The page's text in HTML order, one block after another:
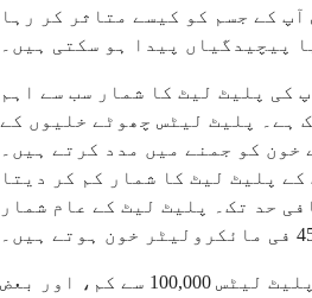
کے جسم کو کیسے متاثر کر رہا
پیچیدگیاں پیدا ہو سکتی ہیں۔
کی پلیٹ لیٹ کا شمار سب سے اہم
ہے۔ پلیٹ لیٹس چھوٹے خلیوں کے
خون کو جمنے میں مدد کرتے ہیں۔
پلیٹ لیٹ کا شمار کم کر دیتا
حد تک۔ پلیٹ لیٹ کے عام شمار
ڈینگی میں، آپ کے پلیٹ لیٹس 100,000 سے کم، اور بعض